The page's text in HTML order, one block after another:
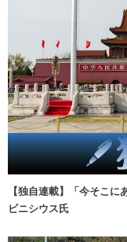
【独自連載】「今そこ
ビニシウス氏